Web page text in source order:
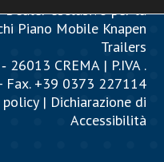
Dealer esclusivo per la
Piano Mobile Knapen
Trailers
26013 CREMA | P.IVA .
Fax. +39 0373 227114
policy| Dichiarazione di
Accessibilità